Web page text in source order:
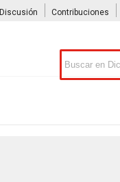
Discusión Contribuciones
Buscar